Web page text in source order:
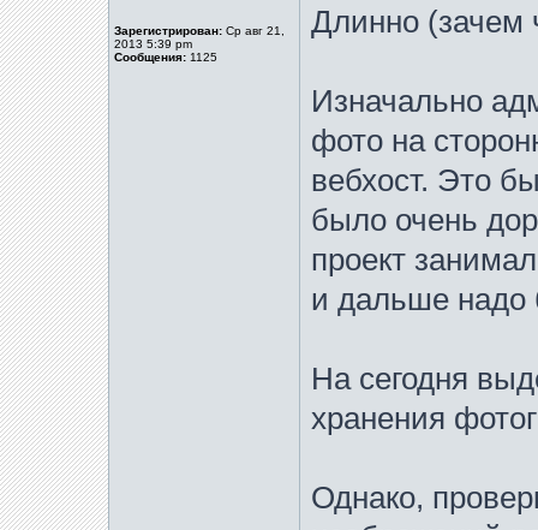
Зарегистрирован: Ср авг 21,
2013 5:39 pm
Сообщения: 1125
Длинно (зачем
Изначально
фото на
вебхост. Это
было очень
проект
и дальше надо
На сегодня
хранения
Однако,